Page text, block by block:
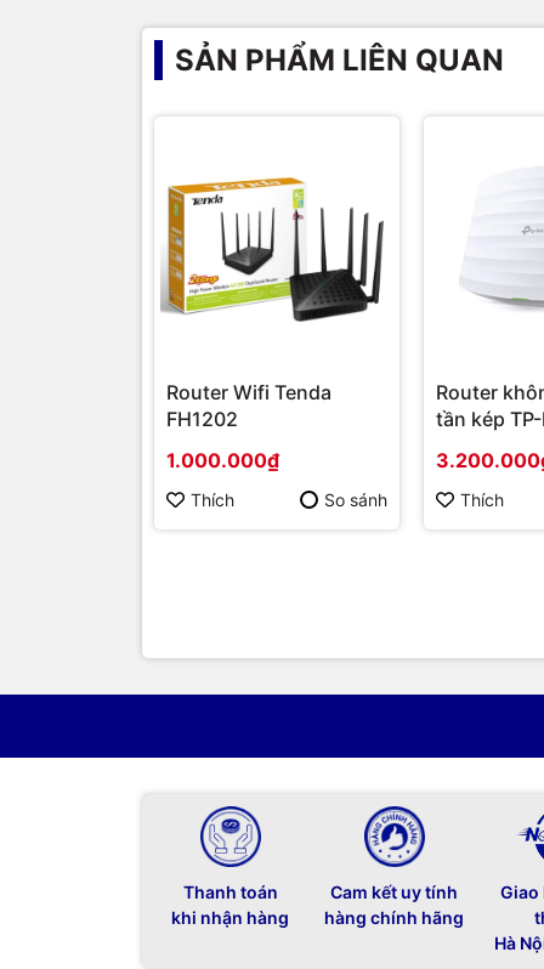
Camera giám sát,Tổng đài,Màn hình tương tác,
lạnh, máy giặt, máy hút ẩm... cùng nhiều thiết bị
sản phẩm chính hãng, giá tốt, dịch vụ chuyên
SẢN PHẨM LIÊN QUAN
Router Wifi Tenda
FH1202
1.000.000₫
Thích So sánh
Router
tần kép
Thích
Thanh toán
khi nhận hàng
Cam kết uy tính
hàng chính hãng
Giao
Hà